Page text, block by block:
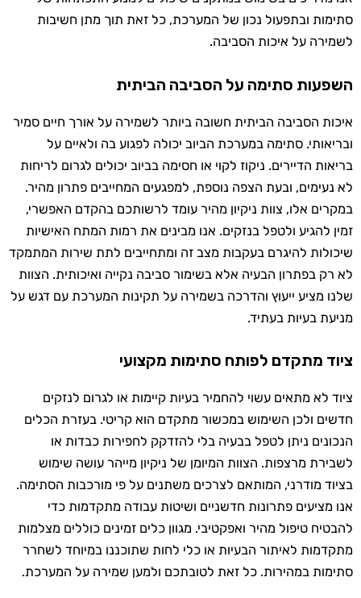
סתימות ובתפעול נכון של המערכת, כל זאת תוך מתן חשיבות
לשמירה על איכות הסביבה.
השפעות סתימה על הסביבה הביתית
איכות הסביבה הביתית חשובה ביותר לשמירה על אורך חיים סמיר
ובריאותי. סתימה במערכת הביוב יכולה לפגוע בה ולאיים על
בריאות הדיירים. ניקוז לקוי או חסימה בביוב יכולים לגרום לריחות
לא נעימים, ובעת הצפה נוספת, למפגעים המחייבים פתרון מהיר.
במקרים אלו, צוות ניקיון מהיר עומד לרשותכם בהקדם האפשרי,
זמין להגיע ולטפל בנזקים. אנו מבינים את רמות המתח האישיות
שיכולות להיגרם בעקבות מצב זה ומתחייבים לתת שירות המתמקד
לא רק בפתרון הבעיה אלא בשימור סביבה נקייה ואיכותית. הצוות
שלנו מציע ייעוץ והדרכה בשמירה על תקינות המערכת עם דגש על
מניעת בעיות בעתיד.
ציוד מתקדם לפותח סתימות מקצועי
ציוד לא מתאים עשוי להחמיר בעיות קיימות או לגרום לנזקים
חדשים ולכן השימוש במכשור מתקדם הוא קריטי. בעזרת הכלים
הנכונים ניתן לטפל בבעיה בלי להזדקק לחפירות כבדות או
לשבירת מרצפות. הצוות המיומן של ניקיון מייהר עושה שימוש
בציוד מודרני, המותאם לצרכים משתנים על פי מורכבות הסתימה.
אנו מציעים פתרונות חדשניים ושיטות עבודה מתקדמות כדי
להבטיח טיפול מהיר ואפקטיבי. מגוון כלים זמינים כוללים מצלמות
מתקדמות לאיתור הבעיות או כלי לחות שתוכננו במיוחד לשחרר
סתימות במהירות. כל זאת לטובתכם ולמען שמירה על המערכת.